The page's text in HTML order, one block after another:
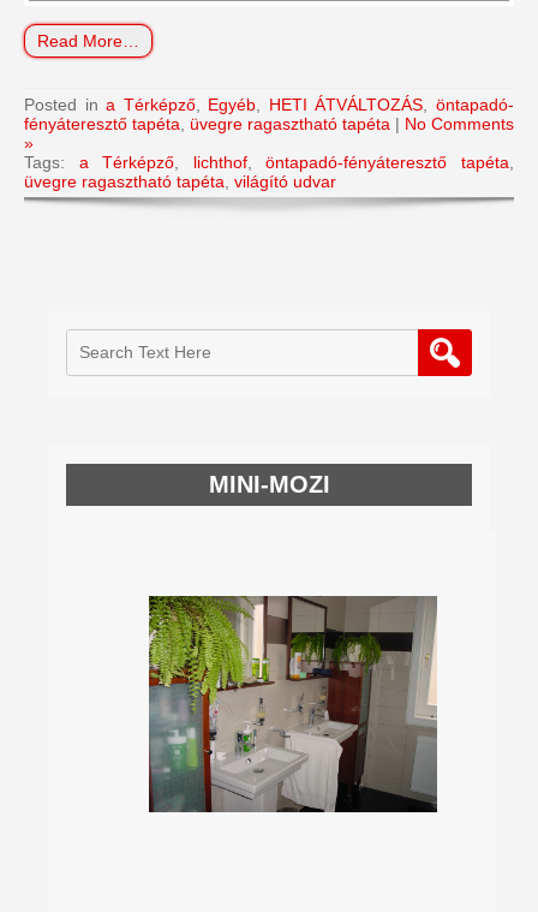
Read More…
Posted ina Térképző, Egyéb HETI ÁTVÁLTOZÁS ,öntapadó-
fényáteresztő tapéta
üvegre ragasztható tapéta | No Comments
»
Tags: a Térképző lichthof,öntapadó-fényáteresztő tapéta
üvegre ragasztható tapéta világító udvar
MINI-MOZI